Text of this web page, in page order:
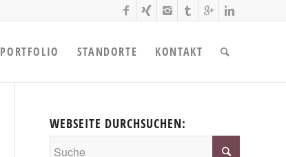
PORTFOLIO STANDORTE KONTAKT
WEBSEITE DURCHSUCHEN: